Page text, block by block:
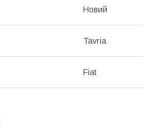
Новий
Tavria
Fiat